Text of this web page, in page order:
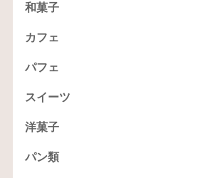
和菓子
カフェ
パフェ
スイーツ
洋菓子
パン類